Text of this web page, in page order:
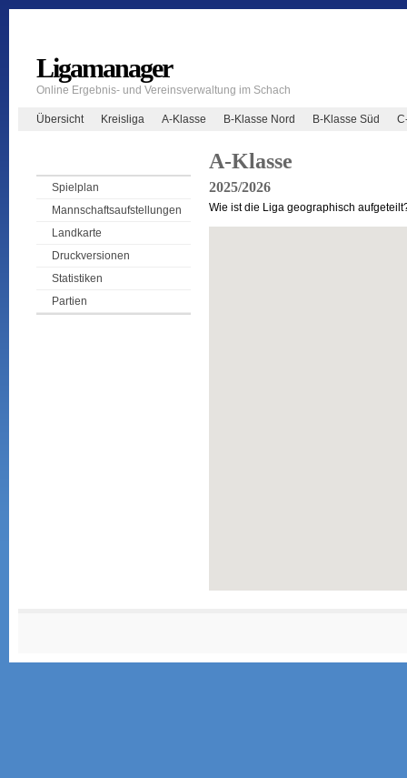
Ligamanager
Online Ergebnis- und Vereinsverwaltung im Schach
Übersicht Kreisliga A-Klasse B-Klasse Nord B-Klasse Süd
Spielplan
Mannschaftsaufstellungen
Landkarte
Druckversionen
Statistiken
Partien
A-Klasse
2025/2026
Wie ist die Liga geographisch